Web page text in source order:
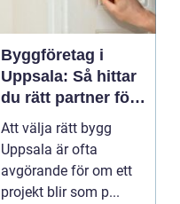
Byggföretag i
Uppsala: Så hittar
du rätt partner för
ditt projekt
Att välja rätt bygg
Uppsala är ofta
avgörande för om ett
projekt blir som p...